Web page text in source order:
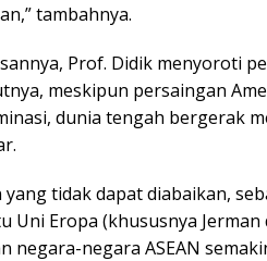
tambahnya.
Prof. Didik menyoroti
meskipun persaingan
dunia tengah bergerak
yang tidak dapat diabaikan,
Uni Eropa (khususnya
negara-negara ASEAN